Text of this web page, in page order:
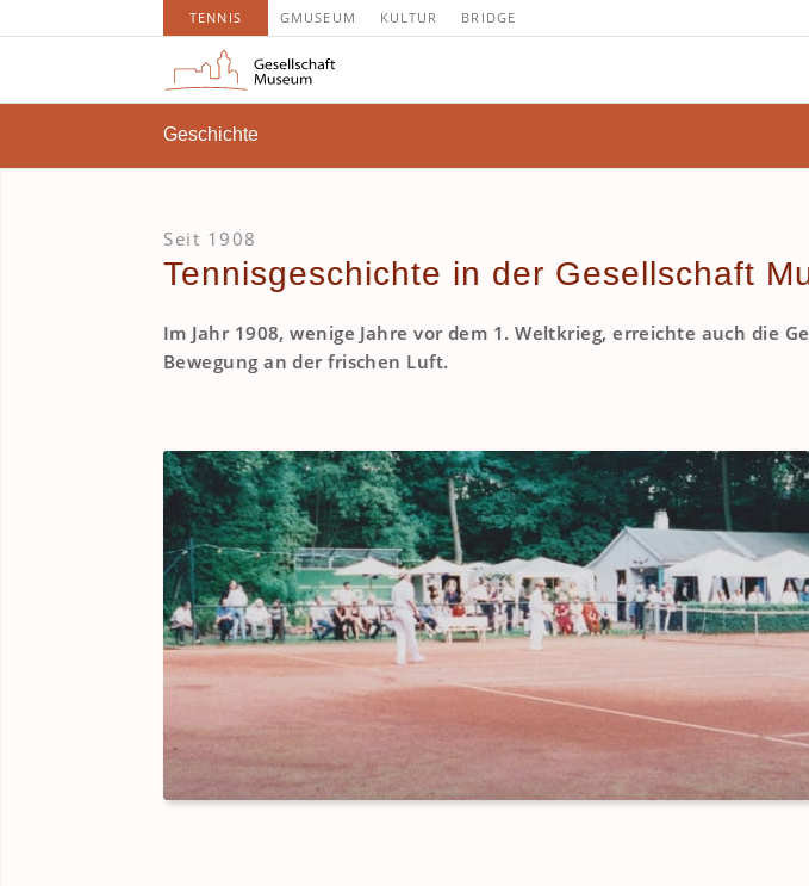
TENNIS GMUSEUM KULTUR BRIDGE
Geschichte
Seit 1908
Tennisgeschichte in der Gesellschaft
Im Jahr 1908, wenige Jahre vor dem 1. Weltkrieg, erreichte auch die
Bewegung an der frischen Luft.